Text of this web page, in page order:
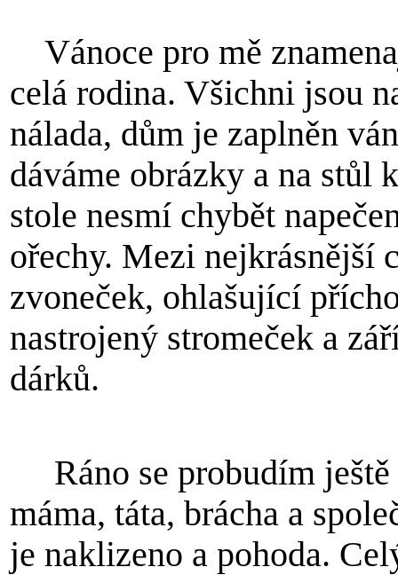
Vánoce pro mě
celá rodina. Všichni jsou
nálada, dům je zaplněn
dáváme obrázky a na stůl
stole nesmí chybět
ořechy. Mezi nejkrásnější
zvoneček, ohlašující
nastrojený stromeček a
dárků.
Ráno se probudím
máma, táta, brácha a
je naklizeno a pohoda.